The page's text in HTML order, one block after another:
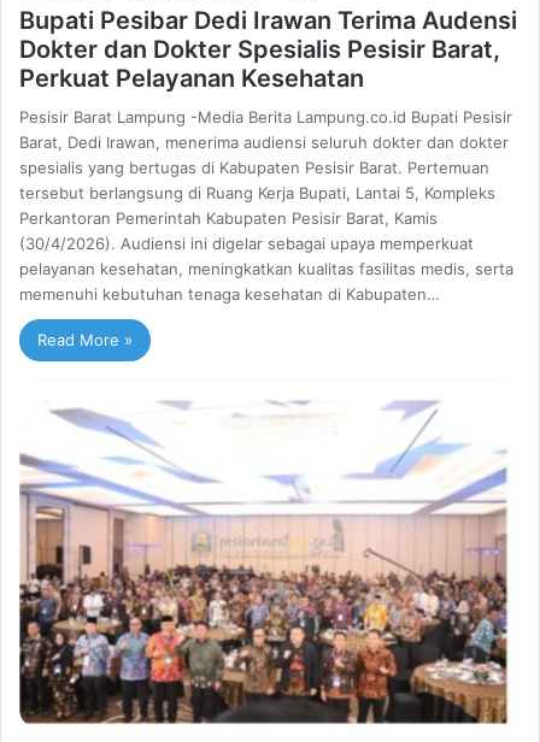
Bupati Pesibar Dedi Irawan Terima Audensi
Dokter dan Dokter Spesialis Pesisir Barat,
Perkuat Pelayanan Kesehatan
Pesisir Barat Lampung -Media Berita Lampung.co.id Bupati Pesisir
Barat, Dedi Irawan, menerima audiensi seluruh dokter dan dokter
spesialis yang bertugas di Kabupaten Pesisir Barat. Pertemuan
tersebut berlangsung di Ruang Kerja Bupati, Lantai 5, Kompleks
Perkantoran Pemerintah Kabupaten Pesisir Barat, Kamis
(30/4/2026). Audiensi ini digelar sebagai upaya memperkuat
pelayanan kesehatan, meningkatkan kualitas fasilitas medis, serta
memenuhi kebutuhan tenaga kesehatan di Kabupaten…
Read More »